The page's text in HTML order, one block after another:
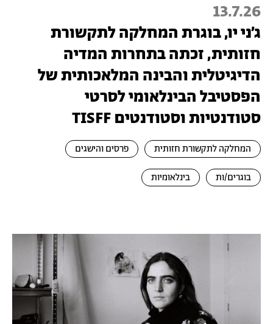
13.7.26
ג׳ני יו, בוגרת המחלקה לתקשורת
חזותית, זכתה בתחרות המדיה
הדיגיטלית והבינה המלאכותית של
הפסטיבל הבינלאומי לסרטי
סטודנטיות וסטודנטים TISFF
המחלקה לתקשורת חזותית פרסים והישגים
בוגרים/ות בינלאומיות